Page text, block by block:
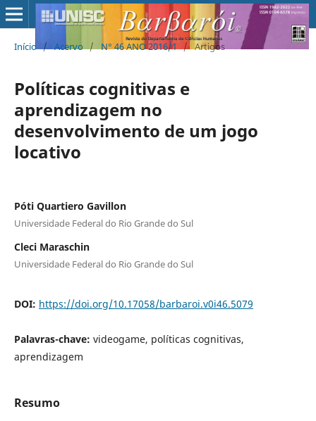
Início / Acervo / N° 46 ANO 2016/1 / Artigos
Políticas cognitivas e
aprendizagem no
desenvolvimento de um jogo
locativo
Póti Quartiero Gavillon
Universidade Federal do Rio Grande do Sul
Cleci Maraschin
Universidade Federal do Rio Grande do Sul
DOI: https://doi.org/10.17058/barbaroi.v0i46.5079
Palavras-chave: videogame, políticas cognitivas,
aprendizagem
Resumo